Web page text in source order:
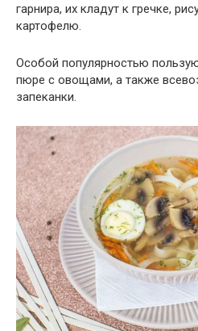
гарнира, их кладут к гречке,
картофелю.
Особой популярностью
пюре с овощами, а также
запеканки.